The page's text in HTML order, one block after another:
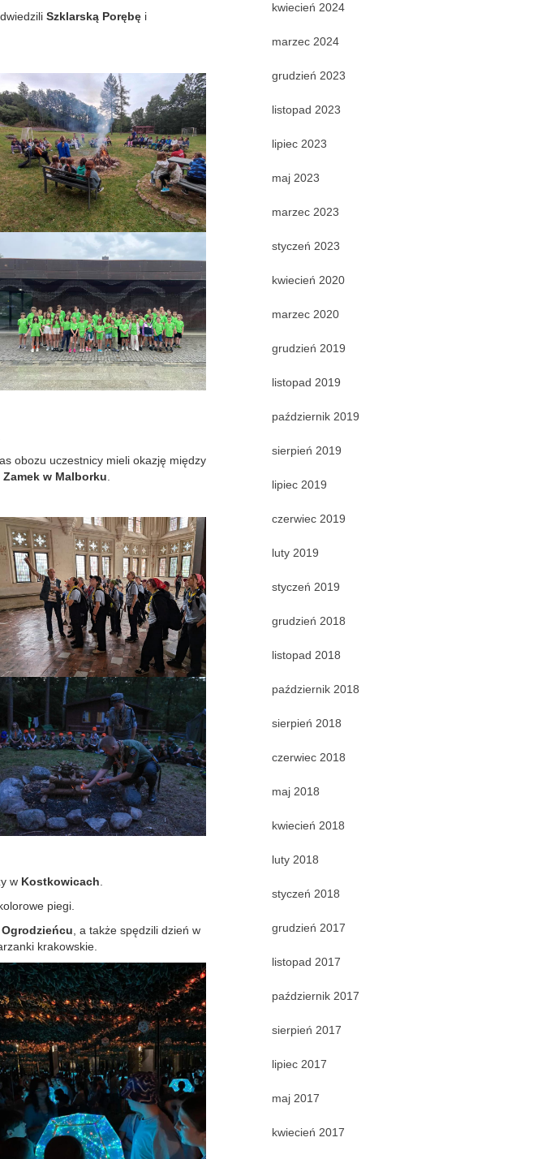
Szklarską Porębę i
obozu uczestnicy mieli okazję między
Zamek w Malborku
w Kostkowicach
piegi.
, a także spędzili dzień w
krakowskie.
kwiecień 2024
marzec 2024
grudzień 2023
listopad 2023
lipiec 2023
maj 2023
marzec 2023
styczeń 2023
kwiecień 2020
marzec 2020
grudzień 2019
listopad 2019
październik 2019
sierpień 2019
lipiec 2019
czerwiec 2019
luty 2019
styczeń 2019
grudzień 2018
listopad 2018
październik 2018
sierpień 2018
czerwiec 2018
maj 2018
kwiecień 2018
luty 2018
styczeń 2018
grudzień 2017
listopad 2017
październik 2017
sierpień 2017
lipiec 2017
maj 2017
kwiecień 2017